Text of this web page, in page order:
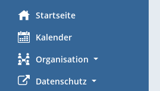
Startseite
Kalender
Organisation
Datenschutz